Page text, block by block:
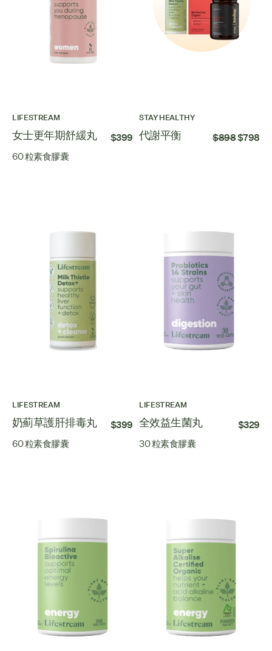
LIFESTREAM
女士更年期舒緩丸 $399
60 粒素食膠囊
STAY HEALTHY
代謝平衡 $898$798
LIFESTREAM
奶薊草護肝排毒丸 $399
60 粒素食膠囊
LIFESTREAM
全效益生菌丸 $329
30 粒素食膠囊